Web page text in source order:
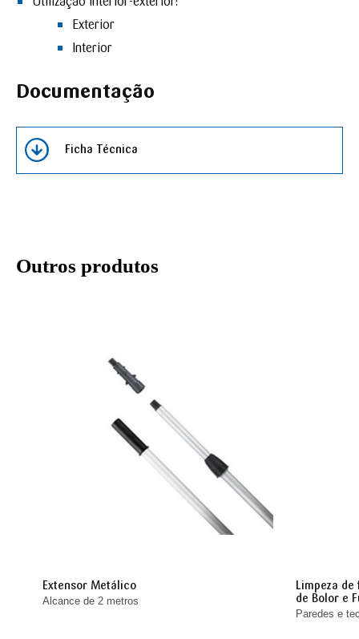
Exterior
Interior
Documentação
Ficha Técnica
Outros produtos
Extensor Metálico
Alcance de 2 metros
Limpeza
de Bolor e
Paredes e